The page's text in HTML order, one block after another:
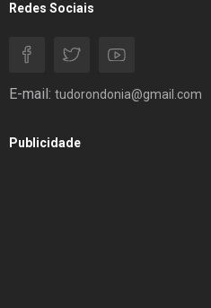
Redes Sociais
E-mail: tudorondonia@gmail.com
Publicidade